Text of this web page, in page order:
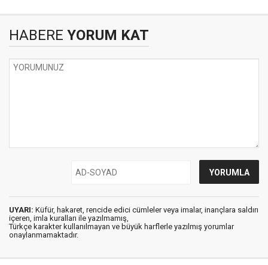
HABERE YORUM KAT
UYARI: Küfür, hakaret, rencide edici cümleler veya imalar, inançlara saldırı
içeren, imla kuralları ile yazılmamış,
Türkçe karakter kullanılmayan ve büyük harflerle yazılmış yorumlar
onaylanmamaktadır.